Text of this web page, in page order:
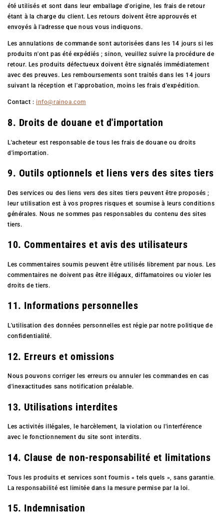
été utilisés et sont dans leur emballage d'origine, les frais de retour
étant à la charge du client. Les retours doivent être approuvés et
envoyés à l'adresse que nous vous indiquons.
Les annulations de commande sont autorisées dans les 14 jours si les
produits n'ont pas été expédiés ; sinon, veuillez suivre la procédure de
retour. Les produits défectueux doivent être signalés immédiatement
avec des preuves. Les remboursements sont traités dans les 14 jours
suivant la réception et l'approbation, moins les frais d'expédition.
Contact : info@rainoa.com
8. Droits de douane et d'importation
L'acheteur est responsable de tous les frais de douane ou droits
d'importation.
9. Outils optionnels et liens vers des sites tiers
Des services ou des liens vers des sites tiers peuvent être proposés ;
leur utilisation est à vos propres risques et soumise à leurs conditions
générales. Nous ne sommes pas responsables du contenu des sites
tiers.
10. Commentaires et avis des utilisateurs
Les commentaires soumis peuvent être utilisés librement par nous. Les
commentaires ne doivent pas être illégaux, diffamatoires ou violer les
droits de tiers.
11. Informations personnelles
L'utilisation des données personnelles est régie par notre politique de
confidentialité.
12. Erreurs et omissions
Nous pouvons corriger les erreurs ou annuler les commandes en cas
d'inexactitudes sans notification préalable.
13. Utilisations interdites
Les activités illégales, le harcèlement, la violation ou l'interférence
avec le fonctionnement du site sont interdits.
14. Clause de non-responsabilité et limitations
Tous les produits et services sont fournis « tels quels », sans garantie.
La responsabilité est limitée dans la mesure permise par la loi.
15. Indemnisation